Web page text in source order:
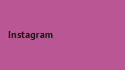
Instagram